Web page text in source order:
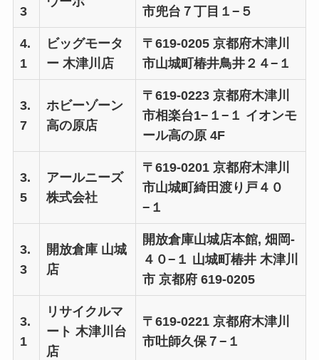
3 市兜台７丁目１−５
4.
1
ビッグモータ
ー 木津川店
〒619-0205 京都府木津川
市山城町椿井鳥井２４−１
3.
7
ホビーゾーン
高の原店
〒619-0223 京都府木津川
市相楽台1−１−１ イオンモ
ール高の原 4F
3.
5
アールニーズ
株式会社
〒619-0201 京都府木津川
市山城町綺田渡り戸４０
−１
3.
3
開放倉庫 山城
店
開放倉庫山城店本館, 畑岡-
４０−１ 山城町椿井 木津川
市 京都府 619-0205
3.
1
リサイクルマ
ート 木津川台
店
〒619-0221 京都府木津川
市吐師久保７−１